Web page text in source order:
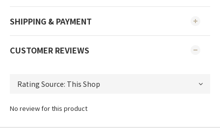
SHIPPING & PAYMENT
CUSTOMER REVIEWS
No review for this product